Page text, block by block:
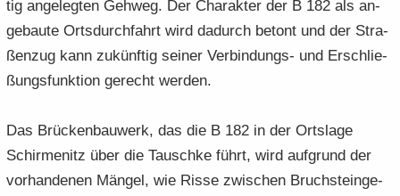
tig an­ge­leg­ten Geh­weg. Der Cha­rak­ter der B 182 als an­
ge­bau­te Orts­durch­fahrt wird da­durch be­tont und der Stra­
ßen­zug kann zu­künf­tig sei­ner Verbindungs-​ und Er­schlie­
ßungs­funk­ti­on ge­recht wer­den.
Das Brü­cken­bau­werk, das die B 182 in der Orts­la­ge
Schir­menitz über die Tausch­ke führt, wird auf­grund der
vor­han­de­nen Män­gel, wie Risse zwi­schen Bruch­stein­ge­